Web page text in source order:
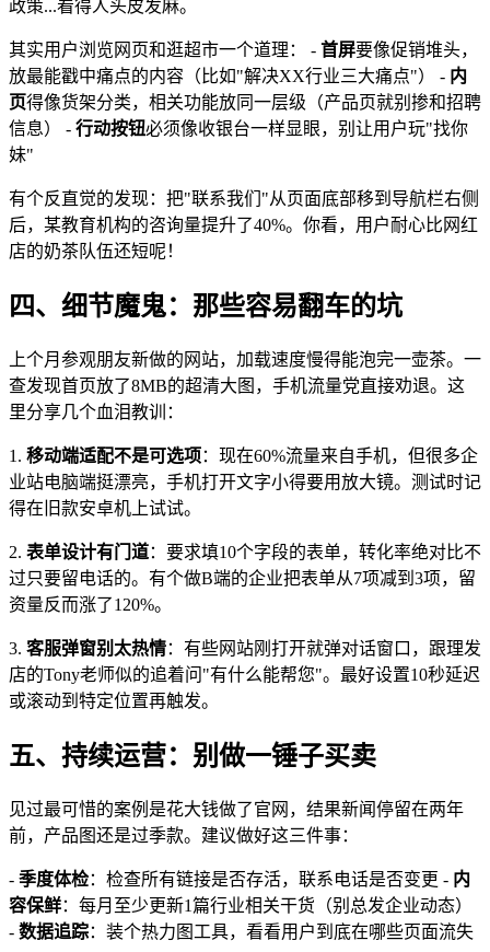
政策...看得人头皮发麻。
其实用户浏览网页和逛超市一个道理： - 首屏要像促销堆头，
放最能戳中痛点的内容（比如"解决XX行业三大痛点"） - 内
页得像货架分类，相关功能放同一层级（产品页就别掺和招聘
信息） - 行动按钮必须像收银台一样显眼，别让用户玩"找你
妹"
有个反直觉的发现：把"联系我们"从页面底部移到导航栏右侧
后，某教育机构的咨询量提升了40%。你看，用户耐心比网红
店的奶茶队伍还短呢！
四、细节魔鬼：那些容易翻车的坑
上个月参观朋友新做的网站，加载速度慢得能泡完一壶茶。一
查发现首页放了8MB的超清大图，手机流量党直接劝退。这
里分享几个血泪教训：
1. 移动端适配不是可选项 ：现在60%流量来自手机，但很多企
业站电脑端挺漂亮，手机打开文字小得要用放大镜。测试时记
得在旧款安卓机上试试。
2. 表单设计有门道：要求填10个字段的表单，转化率绝对比不
过只要留电话的。有个做B端的企业把表单从7项减到3项，留
资量反而涨了120%。
3. 客服弹窗别太热情：有些网站刚打开就弹对话窗口，跟理发
店的Tony老师似的追着问"有什么能帮您"。最好设置10秒延迟
或滚动到特定位置再触发。
五、持续运营：别做一锤子买卖
见过最可惜的案例是花大钱做了官网，结果新闻停留在两年
前，产品图还是过季款。建议做好这三件事：
- 季度体检：检查所有链接是否存活，联系电话是否变更 - 内
容保鲜：每月至少更新1篇行业相关干货（别总发企业动态）
- 数据追踪：装个热力图工具，看看用户到底在哪些页面流失